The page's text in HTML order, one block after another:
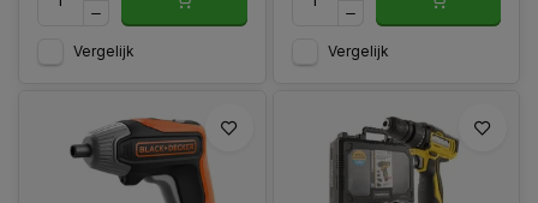
Vergelijk Vergelijk